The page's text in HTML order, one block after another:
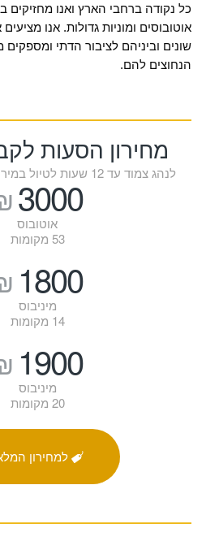
כל נקודה ברחבי הארץ ואנו מחזיקים
אוטובוסים ומוניות גדולות. אנו מציעים
שונים וביניהם לציבור הדתי
הנחוצים להם.
מחירון הסעות
לנהג צמוד עד 12 שעות לטיול במירון, צפת, טבריה ועוד.
3000
אוטובוס
53 מקומות
1800
מיניבוס
14 מקומות
1900
מיניבוס
20 מקומות
למחירון